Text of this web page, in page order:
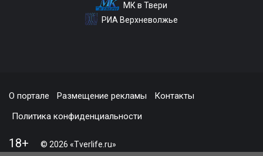
МК в Твери
РИА Верхневолжье
О портале Размещение рекламы
Контакты
Политика конфиденциальности
18+ © 2026 «Tverlife.ru»